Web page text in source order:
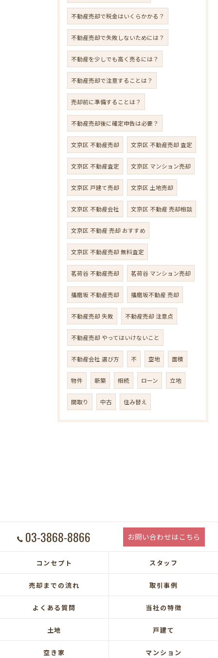
不動産売却で税金はいくらかかる？
不動産売却で失敗しないためには？
不動産を少しでも高く売るには？
不動産売却で注意することは？
売却前に準備することは？
不動産売却後に確定申告は必要？
文京区 不動産売却 文京区 不動産売却 査定
文京区 不動産査定 文京区 マンション売却
文京区 戸建て売却 文京区 土地売却
文京区 不動産会社 文京区 不動産 売却相談
文京区 不動産 売却 おすすめ
文京区 不動産売却 無料査定
茗荷谷 不動産売却 茗荷谷 マンション売却
播磨坂 不動産売却 播磨坂不動産 売却
不動産売却 失敗 不動産売却 注意点
不動産売却 やってはいけないこと
不動産会社 選び方 不 空地 面積
物件 新築 相続 ローン 立地
間取り 中古 住み替え
03-3868-8866 お問い合わせはこちら
コンセプト スタッフ
売却までの流れ 取引事例
よくある質問 当社の特徴
土地 戸建て
空き家 マンション